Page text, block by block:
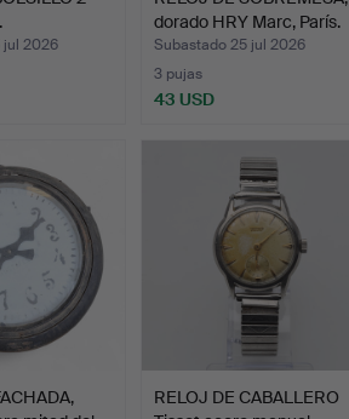
jul 2026
dorado HRY Marc, París.
Subastado 25 jul 2026
3 pujas
43 USD
RELOJ DE CABALLERO